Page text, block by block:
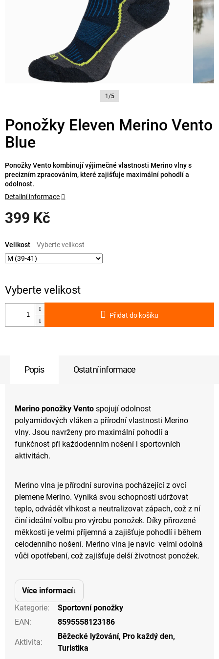
1/5
Ponožky Eleven Merino Vento
Blue
399 Kč
cena:
Velikost
Přidat do košíku
Ponožky Vento kombinují výjimečné vlastnosti Merino vlny s
precizním zpracováním, které zajišťuje maximální pohodlí a
odolnost.
Detailní informace
Popis Ostatní informace
Merino ponožky Vento spojují odolnost
polyamidových vláken a přírodní vlastnosti Merino
vlny. Jsou navrženy pro maximální pohodlí a
funkčnost při každodenním nošení i sportovních
aktivitách.
Merino vlna je přírodní surovina pocházející z ovcí
plemene Merino. Vyniká svou schopností udržovat
teplo, odvádět vlhkost a neutralizovat zápach, což z ní
činí ideální volbu pro výrobu ponožek. Díky přirozené
měkkosti je velmi příjemná a zajišťuje pohodlí i během
celodenního nošení. Merino vlna je navíc velmi odolná
vůči opotřebení, což zajišťuje delší životnost ponožek.
Více informací
Kategorie:
Sportovní ponožky
EAN: 8595558123186
Aktivita:
Běžecké lyžování, Pro každý den,
Turistika